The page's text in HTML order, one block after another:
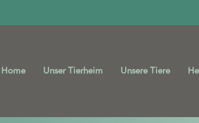
Home Unser Tierheim Unsere Tiere